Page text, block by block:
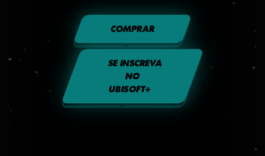
COMPRAR
SE INSCREVA
NO
UBISOFT+